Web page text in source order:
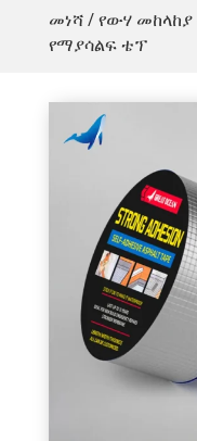
መነሻ/የውሃ
የማያሳልፍ ቴፕ